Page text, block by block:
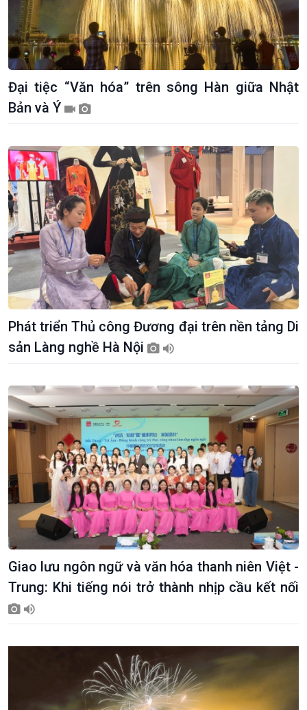
Kinh tế
Tin Kinh tế
Trước giờ mở cửa
Dòng chảy Kinh tế
Sức sống hàng Việt
Khởi nghiệp
thương mại
Nông nghiệp & Biển đảo
Tin Nông nghiệp & Biển
đảo
Mùa vàng
Biển đảo Việt Nam
Tìm hiểu biển, đảo Việt
Nam
Đại tiệc “Văn hóa” trên sông Hàn giữa Nhật
Bản và Ý
Phát triển Thủ công Đương đại trên nền tảng Di
sản Làng nghề Hà Nội
Giao lưu ngôn ngữ và văn hóa thanh niên Việt -
Trung: Khi tiếng nói trở thành nhịp cầu kết nối